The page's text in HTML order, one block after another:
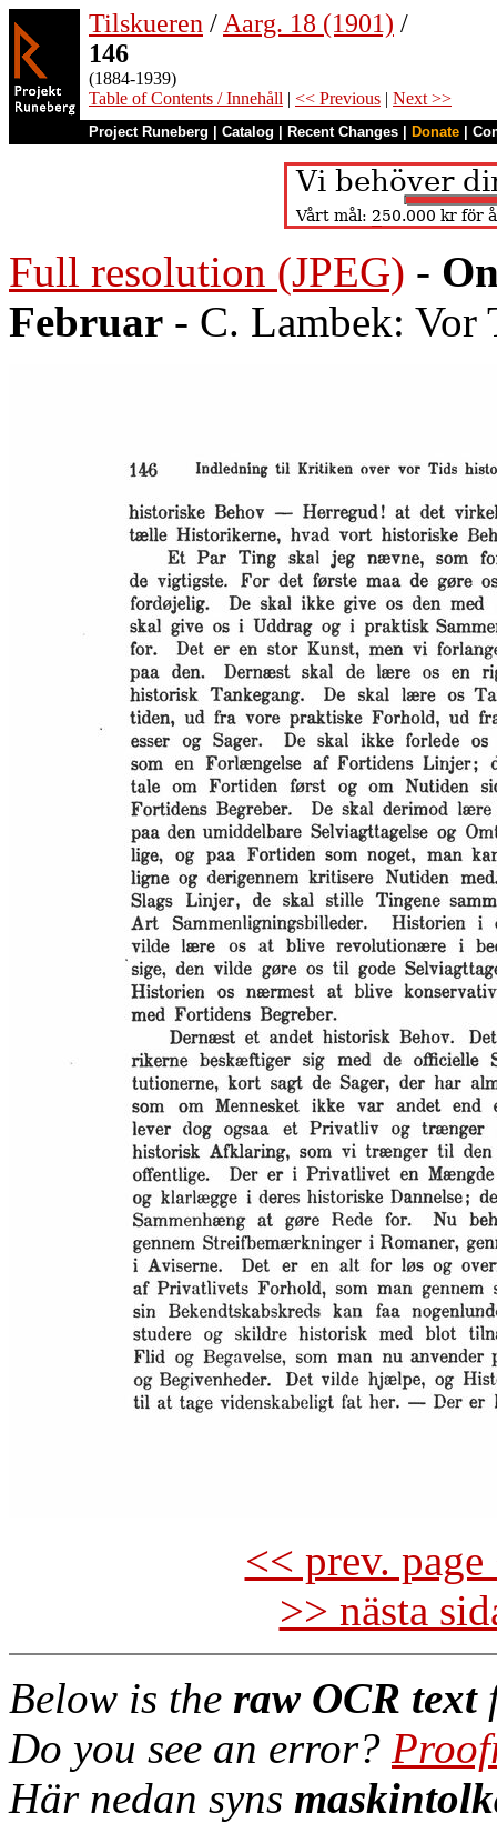
Tilskueren / Aarg. 18 (1901) /
146
(1884-1939)
Table of Contents / Innehåll | << Previous | Next >>
Project Runeberg Catalog Recent Changes Donate
Full resolution (JPEG) -
Februar - C. Lambek: Vor
<< prev.
>> nästa
Below is the raw OCR text
Do you see an error?
Här nedan syns